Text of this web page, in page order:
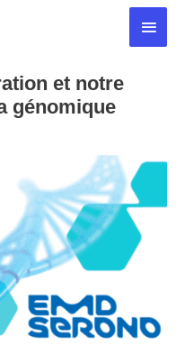
et notre
génomique